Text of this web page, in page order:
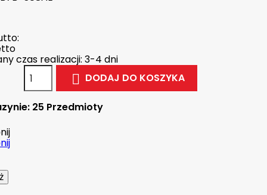
czas realizacji: 3-4 dni
 DODAJ DO KOSZYKA
25 Przedmioty